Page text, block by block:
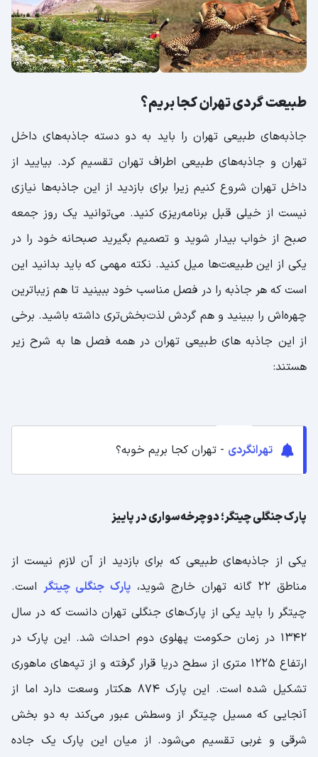
طبیعت گردی تهران کجا بریم؟
جاذبه‌های طبیعی تهران را باید به دو دسته جاذبه‌های داخل
تهران و جاذبه‌های طبیعی اطراف تهران تقسیم کرد. بیایید از
داخل تهران شروع کنیم زیرا برای بازدید از این جاذبه‌ها نیازی
نیست از خیلی قبل برنامه‌ریزی کنید. می‌توانید یک روز جمعه
صبح از خواب بیدار شوید و تصمیم بگیرید صبحانه خود را در
یکی از این طبیعت‌ها میل کنید. نکته مهمی که باید بدانید این
است که هر جاذبه را در فصل مناسب خود ببینید تا هم زیباترین
چهره‌اش را ببینید و هم گردش لذت‌بخش‌تری داشته باشید. برخی
از این جاذبه‌ های طبیعی تهران در همه فصل ها به شرح زیر
هستند:
تهرانگردی - تهران کجا بریم خوبه؟
پارک جنگلی چیتگر؛ دوچرخه‌سواری در پاییز
یکی از جاذبه‌های طبیعی که برای بازدید از آن لازم نیست از
مناطق 22 گانه تهران خارج شوید،
پارک جنگلی چیتگراست.
چیتگر را باید یکی از پارک‌های جنگلی تهران دانست که در سال
1342 در زمان حکومت پهلوی دوم احداث شد. این پارک در
ارتفاع 1225 متری از سطح دریا قرار گرفته و از تپه‌های ماهوری
تشکیل شده است. این پارک 874 هکتار وسعت دارد اما از
آنجایی که مسیل چیتگر از وسطش عبور می‌کند به دو بخش
شرقی و غربی تقسیم می‌شود. از میان این پارک یک جاده